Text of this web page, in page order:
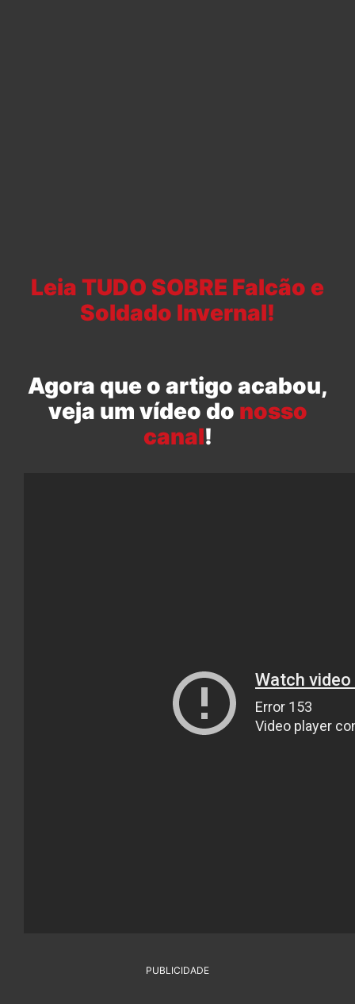
Leia TUDO SOBRE Falcão e
Soldado Invernal!
Agora que o artigo acabou,
veja um vídeo do nosso
canal!
PUBLICIDADE